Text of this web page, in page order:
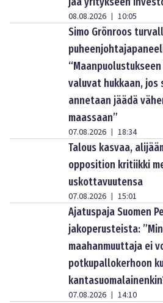
08.08.2026 | 10:05
Simo Grönroos
valuvat hukkaan, jos
annetaan jäädä
maassaan”
07.08.2026 | 18:34
Talous kasvaa,
opposition kritiikki
uskottavuutensa
07.08.2026 | 15:01
Ajatuspaja Suomen
jakoperusteista:
maahanmuuttaja ei
potkupallokerhoon
07.08.2026 | 14:10